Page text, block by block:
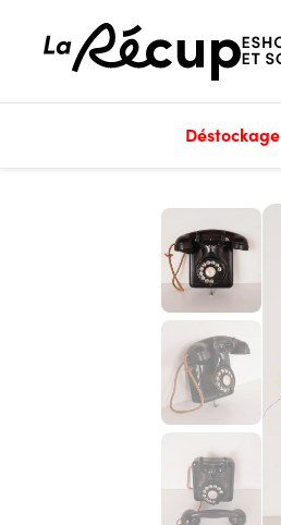
Déstockage